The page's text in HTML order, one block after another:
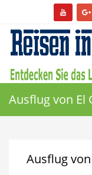
Ausflug von El
Ausflug